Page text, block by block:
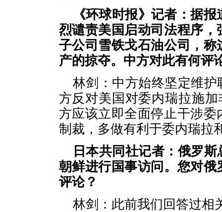
《环球时报》记者：据
烈谴责美国启动司法程序
子公司雪铁戈石油公司，
产的掠夺。中方对此有何评
林剑：中方始终坚定维
方反对美国对委内瑞拉施
方应该立即全面停止干涉
制裁，多做有利于委内瑞拉
日本共同社记者：俄罗
朝鲜进行国事访问。您对
评论？
林剑：此前我们回答过相